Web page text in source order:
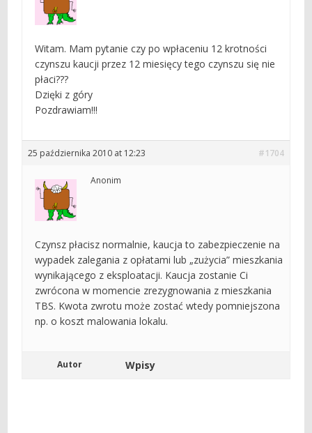
Witam. Mam pytanie czy po wpłaceniu 12 krotności
czynszu kaucji przez 12 miesięcy tego czynszu się nie
płaci???
Dzięki z góry
Pozdrawiam!!!
25 października 2010 at 12:23 #1704
Anonim
Czynsz płacisz normalnie, kaucja to zabezpieczenie na
wypadek zalegania z opłatami lub „zużycia” mieszkania
wynikającego z eksploatacji. Kaucja zostanie Ci
zwrócona w momencie zrezygnowania z mieszkania
TBS. Kwota zwrotu może zostać wtedy pomniejszona
np. o koszt malowania lokalu.
Autor Wpisy